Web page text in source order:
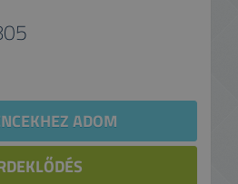
ADOM